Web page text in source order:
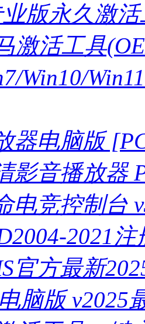
业版永久激
激活工具
Win10/
器电脑版
影音播放器
电竞控制台
2021
官方最新
脑版 v2025